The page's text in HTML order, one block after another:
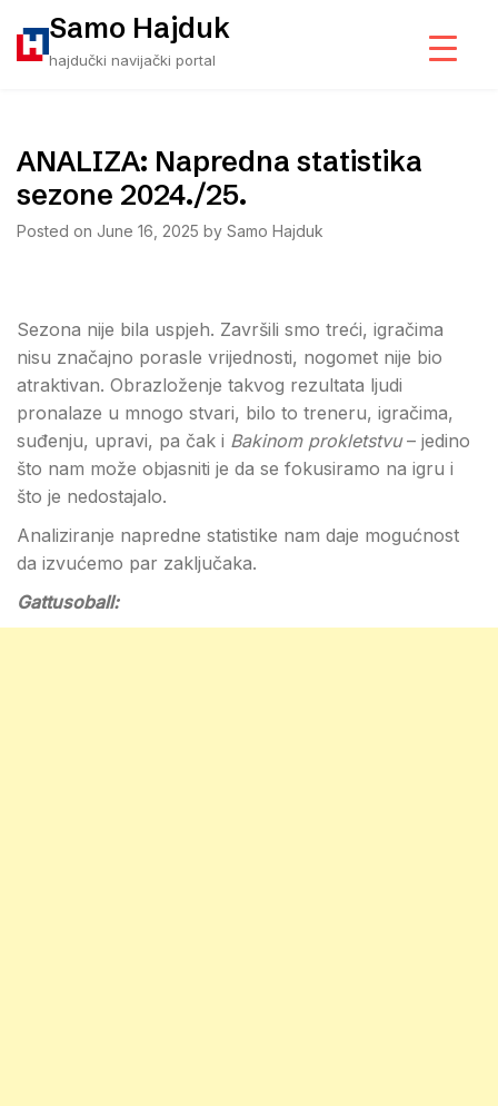
content
Samo Hajduk
hajdučki navijački portal
ANALIZA: Napredna statistika
sezone 2024./25.
Posted on June 16, 2025 by Samo Hajduk
Sezona nije bila uspjeh. Završili smo treći, igračima
nisu značajno porasle vrijednosti, nogomet nije bio
atraktivan. Obrazloženje takvog rezultata ljudi
pronalaze u mnogo stvari, bilo to treneru, igračima,
suđenju, upravi, pa čak i Bakinom prokletstvu– jedino
što nam može objasniti je da se fokusiramo na igru i
što je nedostajalo.
Analiziranje napredne statistike nam daje mogućnost
da izvućemo par zaključaka.
Gattusoball: